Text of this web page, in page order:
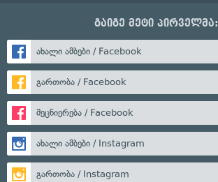
გაიგე მეტი პირველმა:
ახალი ამბები / Facebook
გართობა / Facebook
მეცნიერება / Facebook
ახალი ამბები / Instagram
გართობა / Instagram